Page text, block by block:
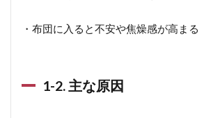
・布団に入ると不安や焦燥感が高まる
1-2. 主な原因